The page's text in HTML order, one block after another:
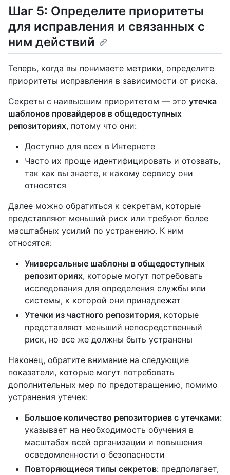
Шаг 5: Определите приоритеты
для исправления и связанных с
ним действий
Теперь, когда вы понимаете метрики, определите
приоритеты исправления в зависимости от риска.
Секреты с наивысшим приоритетом — это утечка
шаблонов провайдеров в общедоступных
репозиториях, потому что они:
Доступно для всех в Интернете
Часто их проще идентифицировать и отозвать,
так как вы знаете, к какому сервису они
относятся
Далее можно обратиться к секретам, которые
представляют меньший риск или требуют более
масштабных усилий по устранению. К ним
относятся:
Универсальные шаблоны в общедоступных
репозиториях, которые могут потребовать
исследования для определения службы или
системы, к которой они принадлежат
Утечки из частного репозитория, которые
представляют меньший непосредственный
риск, но все же должны быть устранены
Наконец, обратите внимание на следующие
показатели, которые могут потребовать
дополнительных мер по предотвращению, помимо
устранения утечек:
Большое количество репозиториев с утечками:
указывает на необходимость обучения в
масштабах всей организации и повышения
осведомленности о безопасности
Повторяющиеся типы секретов: предполагает,